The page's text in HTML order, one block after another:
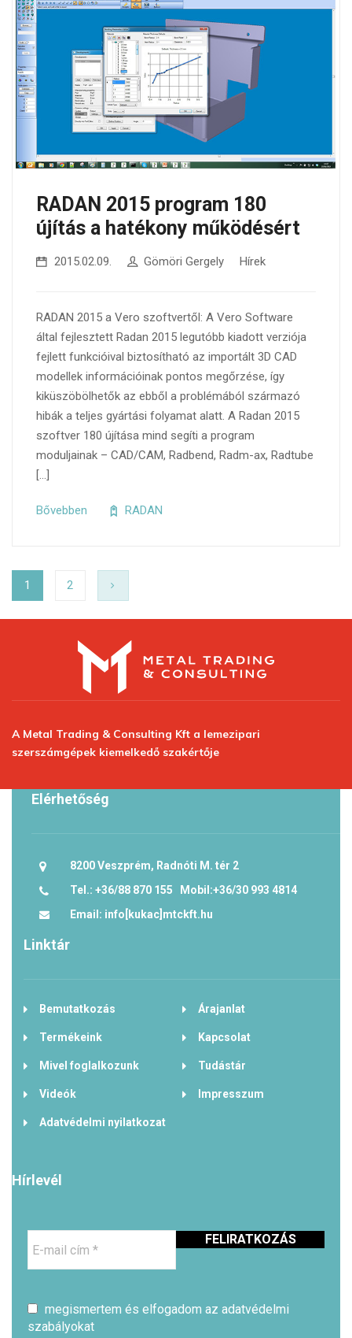
RADAN 2015 program 180
újítás a hatékony működésért
2015.02.09. Gömöri Gergely Hírek
RADAN 2015 a Vero szoftvertől: A Vero Software
által fejlesztett Radan 2015 legutóbb kiadott verziója
fejlett funkcióival biztosítható az importált 3D CAD
modellek információinak pontos megőrzése, így
kiküszöbölhetők az ebből a problémából származó
hibák a teljes gyártási folyamat alatt. A Radan 2015
szoftver 180 újítása mind segíti a program
moduljainak – CAD/CAM, Radbend, Radm-ax, Radtube
[…]
Bővebben RADAN
1 2
A Metal Trading & Consulting Kft a lemezipari
szerszámgépek kiemelkedő szakértője
Elérhetőség
8200 Veszprém, Radnóti M. tér 2
Tel.: +36/88 870 155 Mobil:+36/30 993 4814
Email: info[kukac]mtckft.hu
Linktár
Bemutatkozás Árajanlat
Termékeink Kapcsolat
Mivel foglalkozunk Tudástár
Videók Impresszum
Adatvédelmi nyilatkozat
Hírlevél
mail
cím
megismertem és elfogadom az adatvédelmi
szabályokat